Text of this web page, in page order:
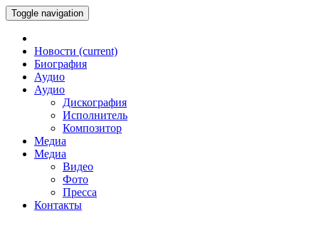
Toggle navigation
Новости (current)
Биография
Аудио
Аудио
Дискография
Исполнитель
Композитор
Медиа
Медиа
Видео
Фото
Пресса
Контакты